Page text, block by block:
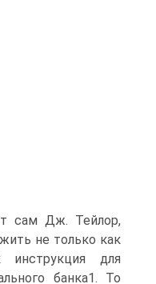
сам Дж. Тейлор,
не только как
для
банка1. То